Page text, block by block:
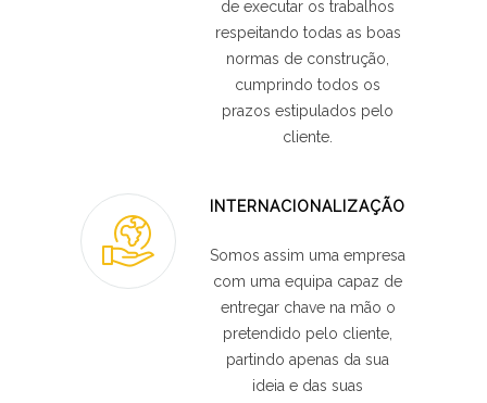
de executar os trabalhos
respeitando todas as boas
normas de construção,
cumprindo todos os
prazos estipulados pelo
cliente.
INTERNACIONALIZAÇÃO
Somos assim uma empresa
com uma equipa capaz de
entregar chave na mão o
pretendido pelo cliente,
partindo apenas da sua
ideia e das suas